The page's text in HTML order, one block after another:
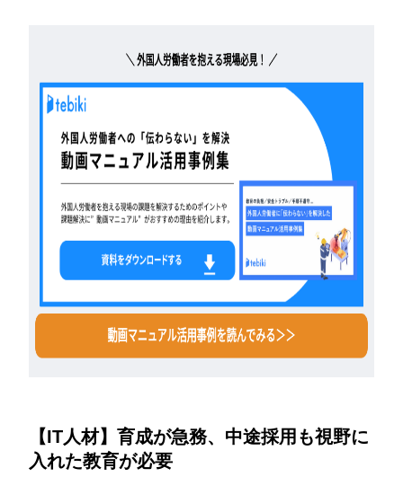
【IT人材】育成が急務、中途採用も視野に
入れた教育が必要